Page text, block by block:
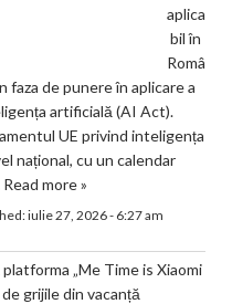
aplica
bil în
Româ
faza de punere în aplicare a
artificială (AI Act).
UE privind inteligența
național, cu un calendar
Read more »
iulie 27, 2026 - 6:27 am
„Me Time is Xiaomi
grijile din vacanță